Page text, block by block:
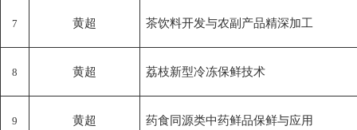
7 黄超 茶饮料开发与农副产品精深加工
8 黄超 荔枝新型冷冻保鲜技术
9 黄超 药食同源类中药鲜品保鲜与应用